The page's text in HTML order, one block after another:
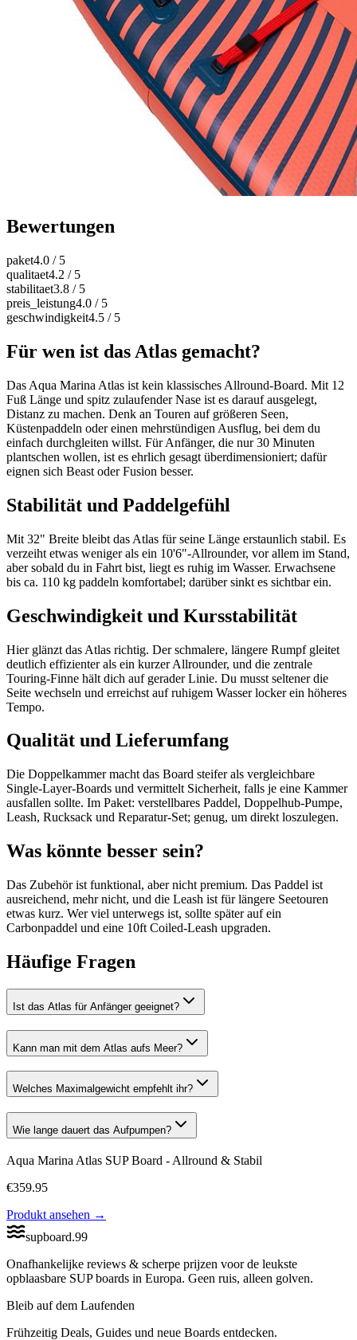
Bewertungen
paket4.0 / 5
qualitaet4.2 / 5
stabilitaet3.8 / 5
preis_leistung4.0 / 5
geschwindigkeit4.5 / 5
Für wen ist das Atlas gemacht?
Das Aqua Marina Atlas ist kein klassisches Allround-Board. Mit 12
Fuß Länge und spitz zulaufender Nase ist es darauf ausgelegt,
Distanz zu machen. Denk an Touren auf größeren Seen,
Küstenpaddeln oder einen mehrstündigen Ausflug, bei dem du
einfach durchgleiten willst. Für Anfänger, die nur 30 Minuten
plantschen wollen, ist es ehrlich gesagt überdimensioniert; dafür
eignen sich Beast oder Fusion besser.
Stabilität und Paddelgefühl
Mit 32" Breite bleibt das Atlas für seine Länge erstaunlich stabil. Es
verzeiht etwas weniger als ein 10'6"-Allrounder, vor allem im Stand,
aber sobald du in Fahrt bist, liegt es ruhig im Wasser. Erwachsene
bis ca. 110 kg paddeln komfortabel; darüber sinkt es sichtbar ein.
Geschwindigkeit und Kursstabilität
Hier glänzt das Atlas richtig. Der schmalere, längere Rumpf gleitet
deutlich effizienter als ein kurzer Allrounder, und die zentrale
Touring-Finne hält dich auf gerader Linie. Du musst seltener die
Seite wechseln und erreichst auf ruhigem Wasser locker ein höheres
Tempo.
Qualität und Lieferumfang
Die Doppelkammer macht das Board steifer als vergleichbare
Single-Layer-Boards und vermittelt Sicherheit, falls je eine Kammer
ausfallen sollte. Im Paket: verstellbares Paddel, Doppelhub-Pumpe,
Leash, Rucksack und Reparatur-Set; genug, um direkt loszulegen.
Was könnte besser sein?
Das Zubehör ist funktional, aber nicht premium. Das Paddel ist
ausreichend, mehr nicht, und die Leash ist für längere Seetouren
etwas kurz. Wer viel unterwegs ist, sollte später auf ein
Carbonpaddel und eine 10ft Coiled-Leash upgraden.
Häufige Fragen
Ist das Atlas für Anfänger geeignet?
Kann man mit dem Atlas aufs Meer?
Welches Maximalgewicht empfehlt ihr?
Wie lange dauert das Aufpumpen?
Aqua Marina Atlas SUP Board - Allround & Stabil
€359.95
Produkt ansehen →
supboard.99
Onafhankelijke reviews & scherpe prijzen voor de leukste
opblaasbare SUP boards in Europa. Geen ruis, alleen golven.
Bleib auf dem Laufenden
Frühzeitig Deals, Guides und neue Boards entdecken.